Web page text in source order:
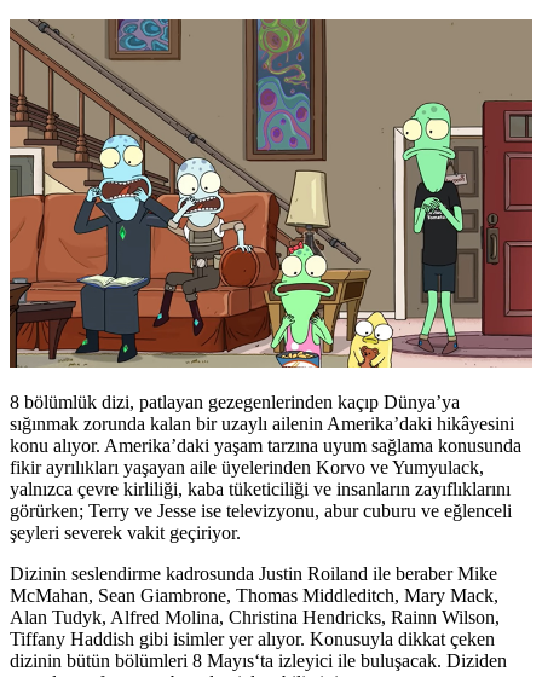
8 bölümlük dizi, patlayan gezegenlerinden kaçıp Dünya’ya
sığınmak zorunda kalan bir uzaylı ailenin Amerika’daki hikâyesini
konu alıyor. Amerika’daki yaşam tarzına uyum sağlama konusunda
fikir ayrılıkları yaşayan aile üyelerinden Korvo ve Yumyulack,
yalnızca çevre kirliliği, kaba tüketiciliği ve insanların zayıflıklarını
görürken; Terry ve Jesse ise televizyonu, abur cuburu ve eğlenceli
şeyleri severek vakit geçiriyor.
Dizinin seslendirme kadrosunda Justin Roiland ile beraber Mike
McMahan, Sean Giambrone, Thomas Middleditch, Mary Mack,
Alan Tudyk, Alfred Molina, Christina Hendricks, Rainn Wilson,
Tiffany Haddish gibi isimler yer alıyor. Konusuyla dikkat çeken
dizinin bütün bölümleri 8 Mayıs‘ta izleyici ile buluşacak. Diziden